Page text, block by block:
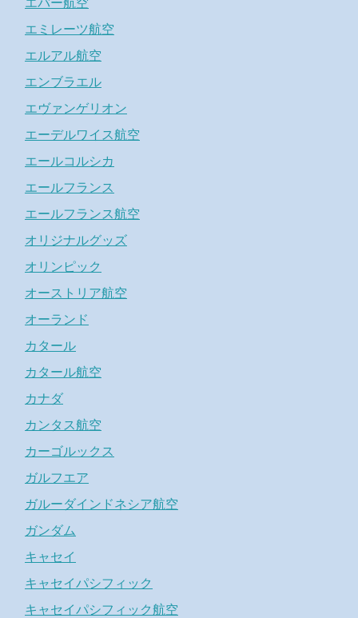
エバー航空
エミレーツ航空
エルアル航空
エンブラエル
エヴァンゲリオン
エーデルワイス航空
エールコルシカ
エールフランス
エールフランス航空
オリジナルグッズ
オリンピック
オーストリア航空
オーランド
カタール
カタール航空
カナダ
カンタス航空
カーゴルックス
ガルフエア
ガルーダインドネシア航空
ガンダム
キャセイ
キャセイパシフィック
キャセイパシフィック航空